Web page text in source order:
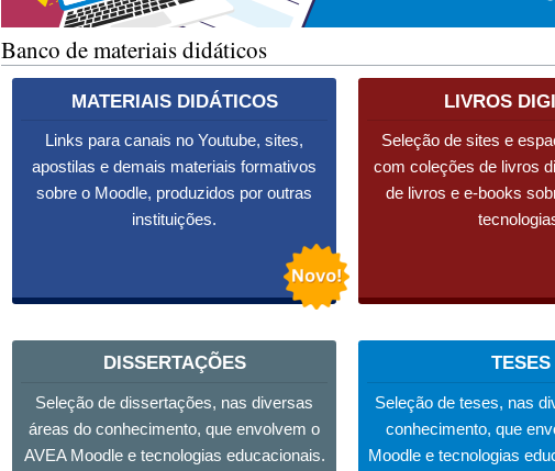
Banco de materiais didáticos
MATERIAIS DIDÁTICOS
Links para canais no Youtube, sites,
apostilas e demais materiais formativos
sobre o Moodle, produzidos por outras
instituições.
LIVROS
Seleção de sites e
com coleções de livros
de livros e e-books
DISSERTAÇÕES
Seleção de dissertações, nas diversas
áreas do conhecimento, que envolvem o
AVEA Moodle e tecnologias educacionais.
TESES
Seleção de teses, nas
conhecimento, que
Moodle e tecnologias